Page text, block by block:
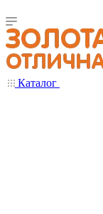
Каталог